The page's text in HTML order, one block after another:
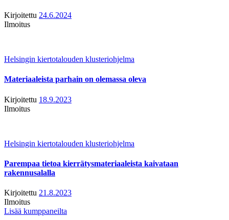
Kirjoitettu 24.6.2024
Ilmoitus
Helsingin kiertotalouden klusteriohjelma
Materiaaleista parhain on olemassa oleva
Kirjoitettu 18.9.2023
Ilmoitus
Helsingin kiertotalouden klusteriohjelma
Parempaa tietoa kierrätysmateriaaleista kaivataan
rakennusalalla
Kirjoitettu 21.8.2023
Ilmoitus
Lisää kumppaneilta